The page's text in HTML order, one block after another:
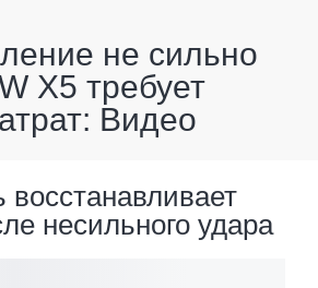
не сильно
X5 требует
Видео
восстанавливает
несильного удара